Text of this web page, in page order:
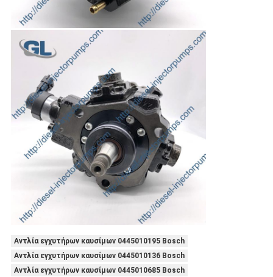
Αντλία εγχυτήρων καυσίμων 0445010195 Bosch
Αντλία εγχυτήρων καυσίμων 0445010136 Bosch
Αντλία εγχυτήρων καυσίμων 0445010685 Bosch